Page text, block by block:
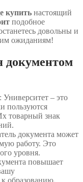
купить настоящий
подобное
довольны и
ожиданиям!
документом
: Университет – это
пользуются
товарный знак
документа может
работу. Это
уровня.
повышает
образованию.